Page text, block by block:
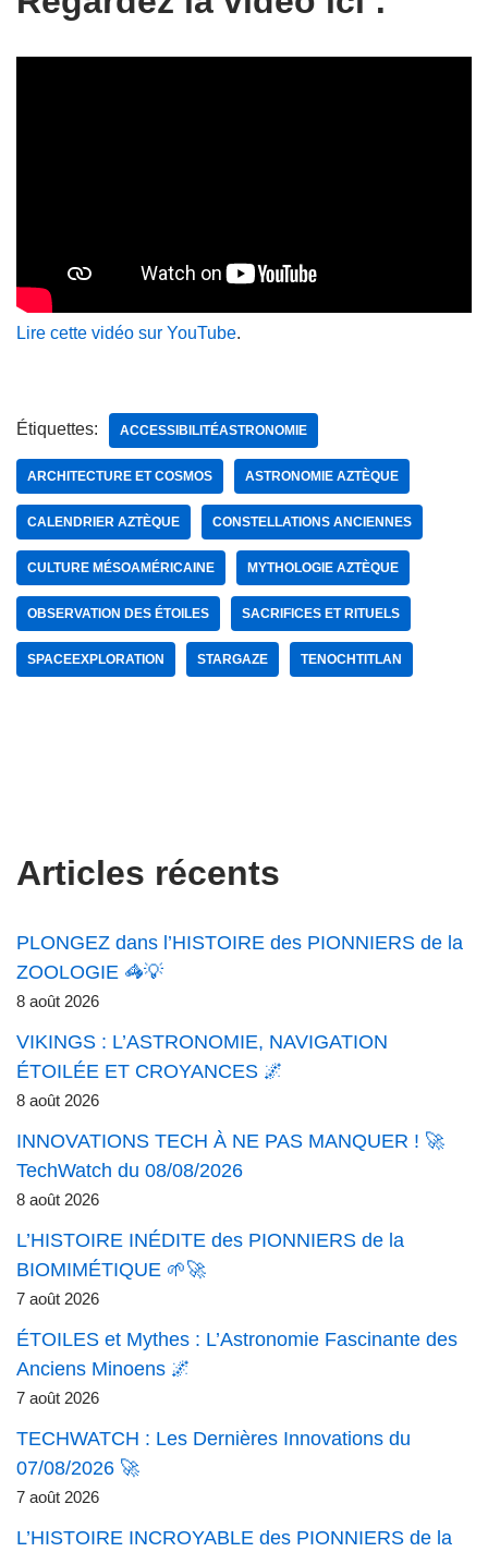
Lire cette vidéo sur YouTube.
Étiquettes: ACCESSIBILITÉASTRONOMIE
ARCHITECTURE ET COSMOS ASTRONOMIE AZTÈQUE
CALENDRIER AZTÈQUE CONSTELLATIONS ANCIENNES
CULTURE MÉSOAMÉRICAINE MYTHOLOGIE AZTÈQUE
OBSERVATION DES ÉTOILES SACRIFICES ET RITUELS
SPACEEXPLORATION STARGAZE TENOCHTITLAN
Articles récents
PLONGEZ dans l’HISTOIRE des PIONNIERS de la
ZOOLOGIE 🦓💡
8 août 2026
VIKINGS : L’ASTRONOMIE, NAVIGATION
ÉTOILÉE ET CROYANCES 🌌
8 août 2026
INNOVATIONS TECH À NE PAS MANQUER ! 🚀
TechWatch du 08/08/2026
8 août 2026
L’HISTOIRE INÉDITE des PIONNIERS de la
BIOMIMÉTIQUE 🌱🚀
7 août 2026
ÉTOILES et Mythes : L’Astronomie Fascinante des
Anciens Minoens 🌌
7 août 2026
TECHWATCH : Les Dernières Innovations du
07/08/2026 🚀
7 août 2026
L’HISTOIRE INCROYABLE des PIONNIERS de la